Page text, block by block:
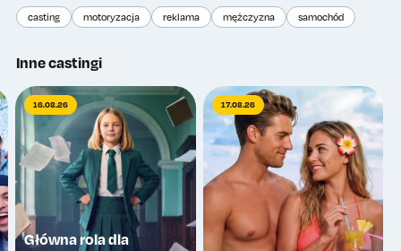
casting motoryzacja reklama mężczyzna samochód
Inne castingi
16.08.26
Główna rola dla
17.08.26